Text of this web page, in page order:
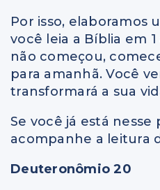
Por isso, elaboramos
você leia a Bíblia em
não começou,
para amanhã. Você
transformará a sua
Se você já está nesse
acompanhe a leitura
Deuteronômio 20